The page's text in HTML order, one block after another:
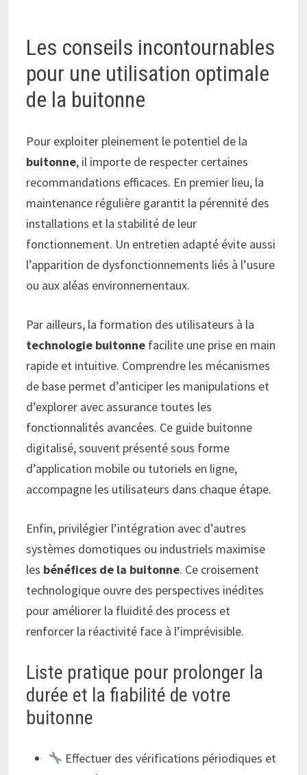
Les conseils incontournables
pour une utilisation optimale
de la buitonne
Pour exploiter pleinement le potentiel de la
buitonne, il importe de respecter certaines
recommandations efficaces. En premier lieu, la
maintenance régulière garantit la pérennité des
installations et la stabilité de leur
fonctionnement. Un entretien adapté évite aussi
l’apparition de dysfonctionnements liés à l’usure
ou aux aléas environnementaux.
Par ailleurs, la formation des utilisateurs à la
technologie buitonne facilite une prise en main
rapide et intuitive. Comprendre les mécanismes
de base permet d’anticiper les manipulations et
d’explorer avec assurance toutes les
fonctionnalités avancées. Ce guide buitonne
digitalisé, souvent présenté sous forme
d’application mobile ou tutoriels en ligne,
accompagne les utilisateurs dans chaque étape.
Enfin, privilégier l’intégration avec d’autres
systèmes domotiques ou industriels maximise
les bénéfices de la buitonne. Ce croisement
technologique ouvre des perspectives inédites
pour améliorer la fluidité des process et
renforcer la réactivité face à l’imprévisible.
Liste pratique pour prolonger la
durée et la fiabilité de votre
buitonne
Effectuer des vérifications périodiques et